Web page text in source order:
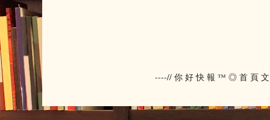
----// 你 好 快 報 ™ ◎ 首 頁 文